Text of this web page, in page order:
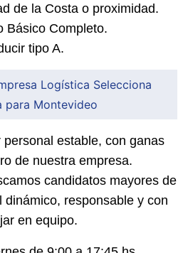
de la Costa o proximidad.
Básico Completo.
tipo A.
Logística Selecciona
para Montevideo
estable, con ganas
de nuestra empresa.
candidatos mayores de
dinámico, responsable y con
en equipo.